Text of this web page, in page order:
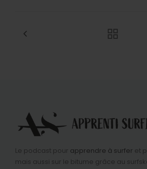
Le podcast pour apprendre à surfer et
mais aussi sur le bitume grâce au